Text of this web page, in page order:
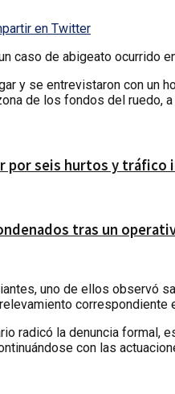
en Twitter
caso de abigeato ocurrido
y se entrevistaron con un
de los fondos del ruedo,
por seis hurtos y tráfico
tras un
uno de ellos observó
correspondiente
radicó la denuncia formal,
con las